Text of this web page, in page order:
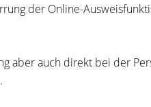
der Online-
aber auch direkt bei der